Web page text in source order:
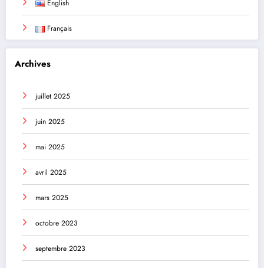
English
Français
Archives
juillet 2025
juin 2025
mai 2025
avril 2025
mars 2025
octobre 2023
septembre 2023